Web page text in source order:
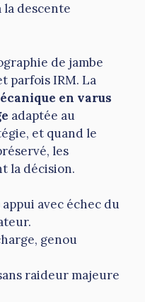
la descente
de jambe
parfois IRM. La
en varus
adaptée au
et quand le
les
la décision.
avec échec du
genou
raideur majeure